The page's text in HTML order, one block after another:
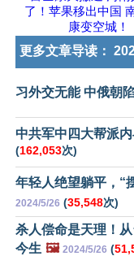
了！苹果移出中国
康变空城！
更多文章导读：
习外交无能 中俄朝
中共军中四大帮派
(162,053次)
年轻人绝望躺平，“
2024/5/26 (35,548次)
杀人偿命是天理！
今生 🖼️ 2024/5/26 (